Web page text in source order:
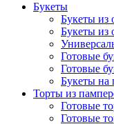
Букеты
Букеты из
Букеты из
Готовые
Готовые
Букеты на
Торты из
Готовые
Готовые